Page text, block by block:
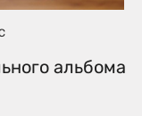
альбома